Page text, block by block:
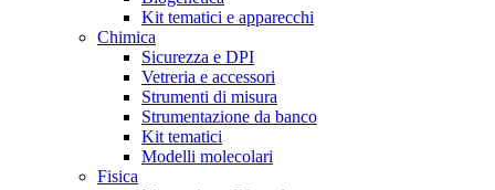
Kit tematici e apparecchi
Chimica
Sicurezza e DPI
Vetreria e accessori
Strumenti di misura
Strumentazione da banco
Kit tematici
Modelli molecolari
Fisica